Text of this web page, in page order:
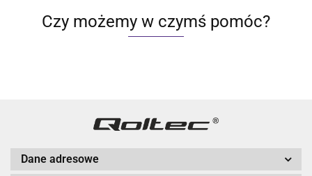
Czy możemy w czymś pomóc?
Dane adresowe